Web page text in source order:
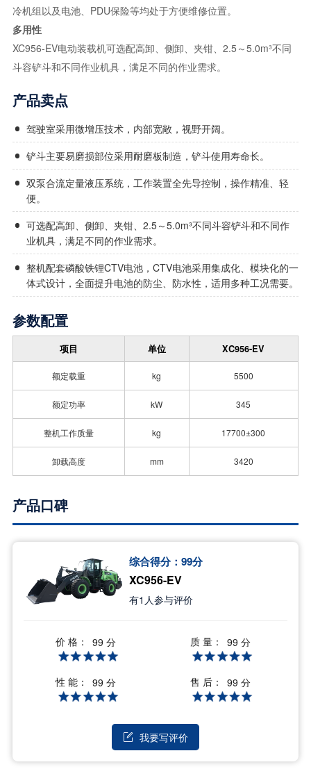
冷机组以及电池、PDU保险等均处于方便维修位置。
多用性
XC956-EV电动装载机可选配高卸、侧卸、夹钳、2.5～5.0m³不同
斗容铲斗和不同作业机具，满足不同的作业需求。
产品卖点
驾驶室采用微增压技术，内部宽敞，视野开阔。
铲斗主要易磨损部位采用耐磨板制造，铲斗使用寿命长。
双泵合流定量液压系统，工作装置全先导控制，操作精准、轻
便。
可选配高卸、侧卸、夹钳、2.5～5.0m³不同斗容铲斗和不同作
业机具，满足不同的作业需求。
整机配套磷酸铁锂CTV电池，CTV电池采用集成化、模块化的一
体式设计，全面提升电池的防尘、防水性，适用多种工况需要。
参数配置
项目 单位 XC956-EV
额定载重 kg 5500
额定功率 kW 345
整机工作质量 kg 17700±300
卸载高度 mm 3420
产品口碑
综合得分： 99分
XC956-EV
有1 人参与评价
价 格： 99 分 质 量： 99 分
性 能： 99 分 售 后： 99 分
 我要写评价